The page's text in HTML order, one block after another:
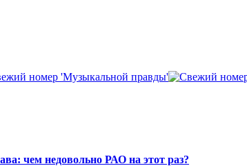
чем недовольно РАО на этот раз?